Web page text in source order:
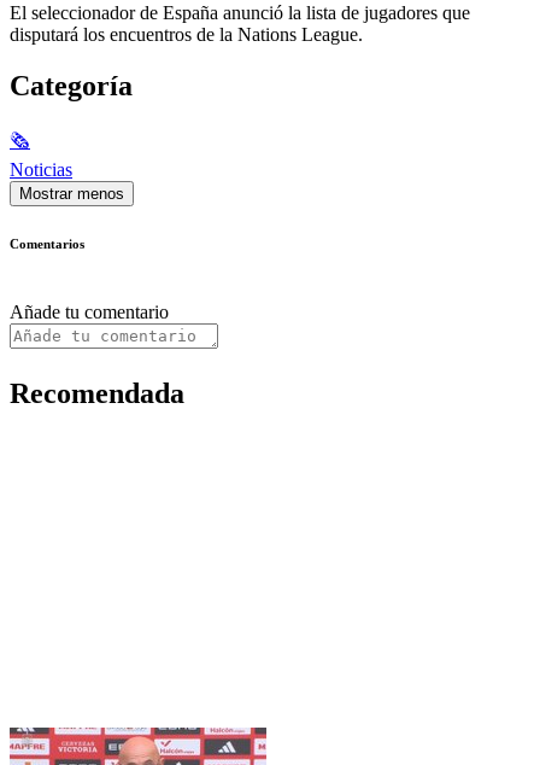
El seleccionador de España anunció la lista de jugadores que
disputará los encuentros de la Nations League.
Categoría
🗞
Noticias
Mostrar menos
Comentarios
Añade tu comentario
Recomendada